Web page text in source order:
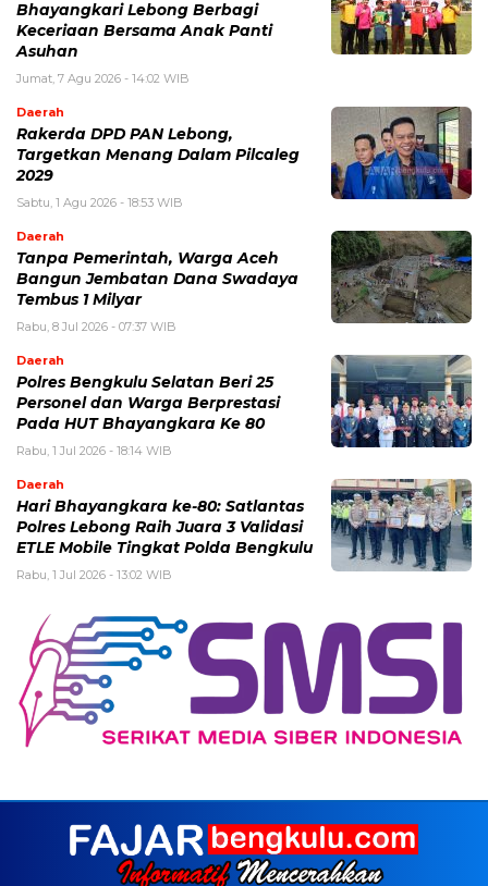
Bhayangkari Lebong Berbagi
Keceriaan Bersama Anak Panti
Asuhan
Jumat, 7 Agu 2026 - 14:02 WIB
Daerah
Rakerda DPD PAN Lebong,
Targetkan Menang Dalam Pilcaleg
2029
Sabtu, 1 Agu 2026 - 18:53 WIB
Daerah
Tanpa Pemerintah, Warga Aceh
Bangun Jembatan Dana Swadaya
Tembus 1 Milyar
Rabu, 8 Jul 2026 - 07:37 WIB
Daerah
Polres Bengkulu Selatan Beri 25
Personel dan Warga Berprestasi
Pada HUT Bhayangkara Ke 80
Rabu, 1 Jul 2026 - 18:14 WIB
Daerah
Hari Bhayangkara ke-80: Satlantas
Polres Lebong Raih Juara 3 Validasi
ETLE Mobile Tingkat Polda Bengkulu
Rabu, 1 Jul 2026 - 13:02 WIB